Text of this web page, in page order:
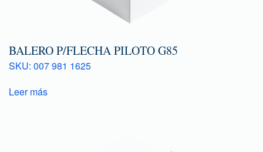
BALERO P/FLECHA PILOTO G85
SKU: 007 981 1625
Leer más